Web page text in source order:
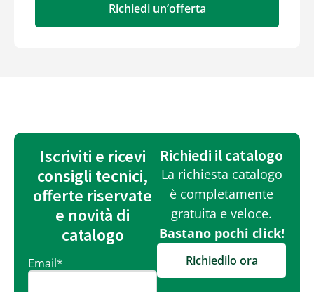
Richiedi un’offerta
Iscriviti e ricevi
consigli tecnici,
offerte riservate
e novità di
catalogo
Email*
Richiedi il catalogo
La richiesta catalogo
è completamente
gratuita e veloce.
Bastano pochi click!
Richiedilo ora